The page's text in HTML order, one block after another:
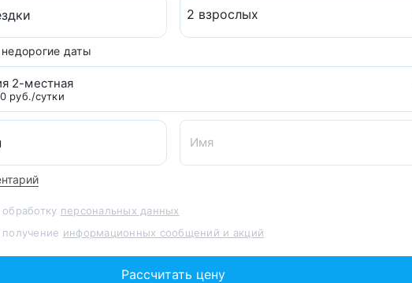
даты
2 взрослых
2-местная
руб./сутки
персональных данных
информационных сообщений и акций
Рассчитать цену